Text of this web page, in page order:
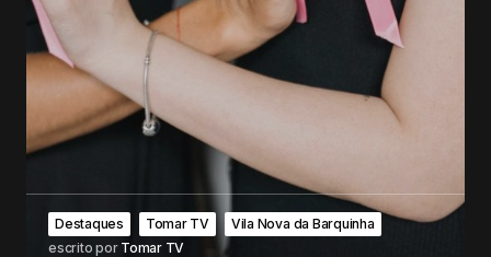
Destaques Tomar TV
Vila Nova da Barquinha
escrito por Tomar TV